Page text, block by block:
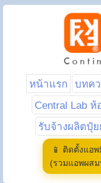
หน้าแรก บทค
Central Lab
รับจ้างผลิตปุ๋ย
📱 ติดตั้งแอ
(รวมแอพผส